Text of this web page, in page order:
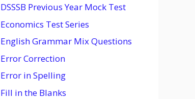
DSSSB Previous Year Mock Test
Economics Test Series
English Grammar Mix Questions
Error Correction
Error in Spelling
Fill in the Blanks